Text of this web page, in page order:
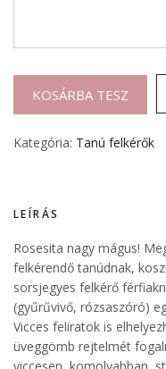
Kategória: Tanú felkérők
LEÍRÁS
Rosesita nagy mágus!
felkérendő tanúdnak,
sorsjegyes felkérő
(gyűrűvivő, rózsaszóró)
Vicces feliratok is
üveggömb rejtelmét